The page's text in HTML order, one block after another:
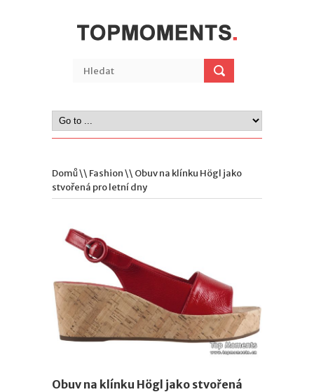
Domů\\ Fashion\\ Obuv na klínku Högl jako
stvořená pro letní dny
Obuv na klínku Högl jako stvořená